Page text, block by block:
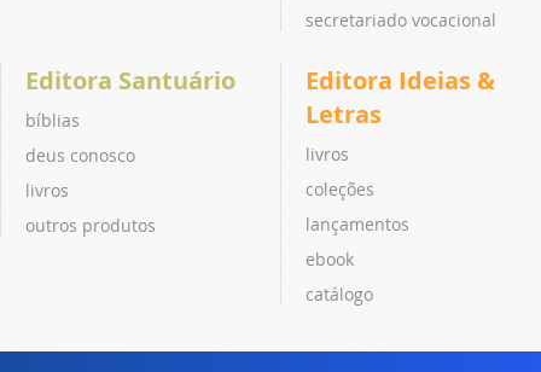
secretariado vocacional
Editora Santuário
bíblias
deus conosco
livros
outros produtos
Editora Ideias &
Letras
livros
coleções
lançamentos
ebook
catálogo